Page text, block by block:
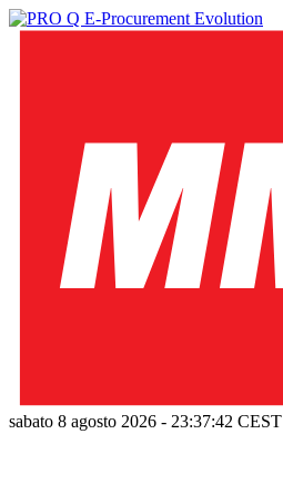
sabato 8 agosto 2026 - 23:37:43 CEST